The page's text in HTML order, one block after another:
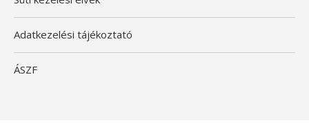
Adatkezelési tájékoztató
ÁSZF